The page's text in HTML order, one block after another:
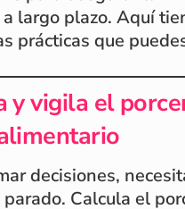
largo plazo. Aquí
prácticas que
y vigila el
decisiones,
Calcula el